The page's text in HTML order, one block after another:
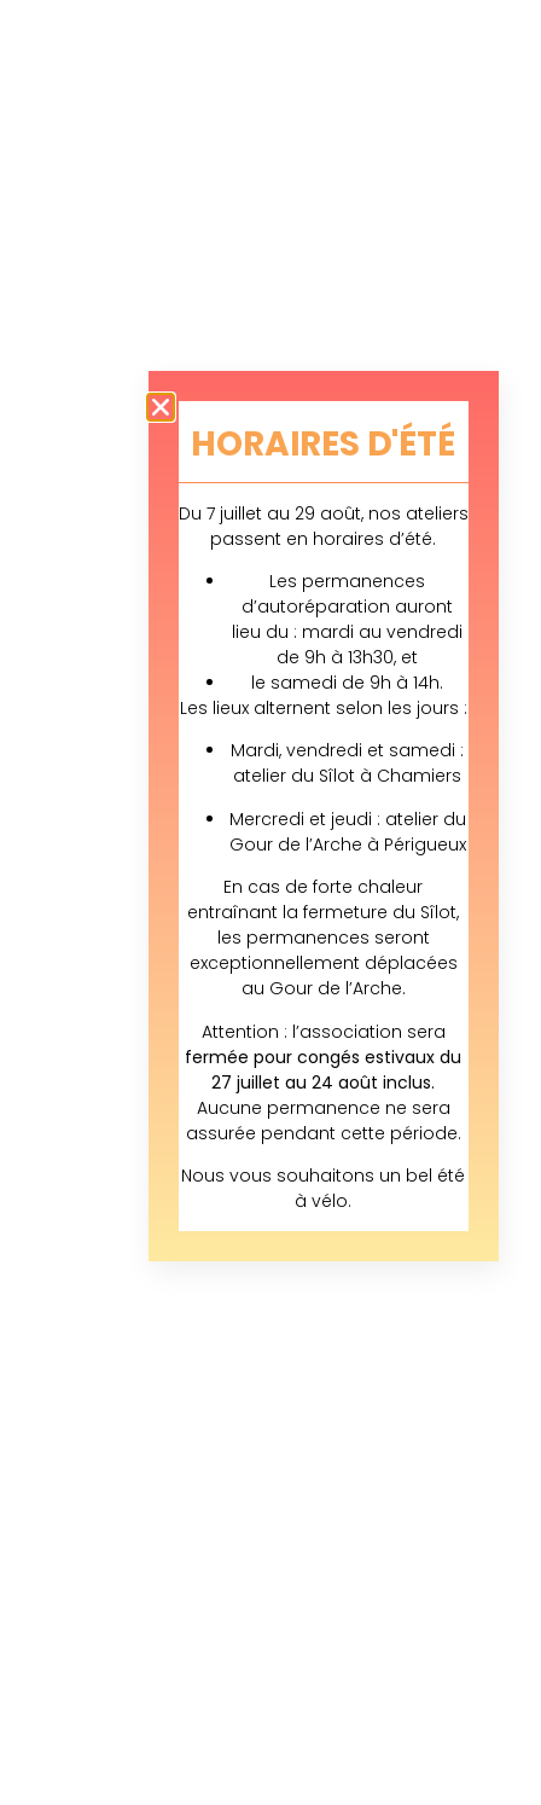
HORAIRES D'ÉTÉ
Du 7 juillet au 29 août, nos ateliers
passent en horaires d’été.
Les permanences
d’autoréparation auront
lieu du : mardi au vendredi
de 9h à 13h30, et
le samedi de 9h à 14h.
Les lieux alternent selon les jours :
Mardi, vendredi et samedi :
atelier du Sîlot à Chamiers
Mercredi et jeudi : atelier du
Gour de l’Arche à Périgueux
En cas de forte chaleur
entraînant la fermeture du Sîlot,
les permanences seront
exceptionnellement déplacées
au Gour de l’Arche.
Attention : l’association sera
fermée pour congés estivaux du
27 juillet au 24 août inclus.
Aucune permanence ne sera
assurée pendant cette période.
Nous vous souhaitons un bel été
à vélo.